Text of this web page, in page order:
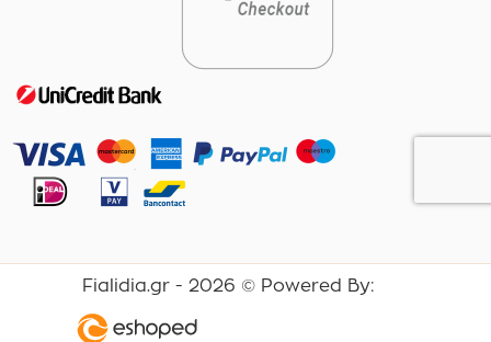
Fialidia.gr - 2026 © Powered By: